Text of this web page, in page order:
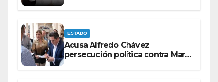
ESTADO
Acusa Alfredo Chávez
persecución política contra Maru